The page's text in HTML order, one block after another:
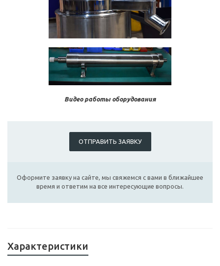
Видео работы оборудования
ОТПРАВИТЬ ЗАЯВКУ
Оформите заявку на сайте, мы свяжемся с вами в ближайшее
время и ответим на все интересующие вопросы.
Характеристики